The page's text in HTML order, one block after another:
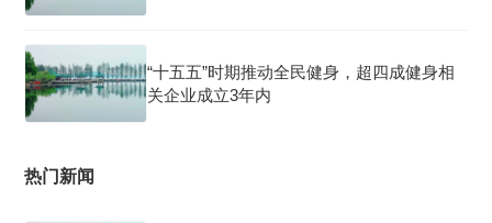
“十五五”时期推动全民健身，超四成健身相
关企业成立3年内
热门新闻